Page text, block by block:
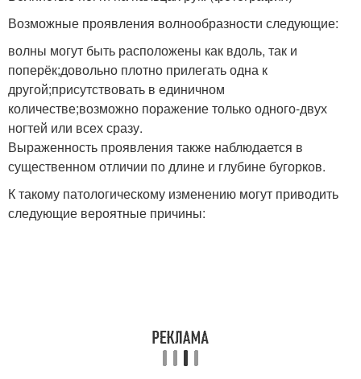
Возможные проявления волнообразности следующие:
волны могут быть расположены как вдоль, так и
поперёк;довольно плотно прилегать одна к
другой;присутствовать в единичном
количестве;возможно поражение только одного-двух
ногтей или всех сразу.
Выраженность проявления также наблюдается в
существенном отличии по длине и глубине бугорков.
К такому патологическому изменению могут приводить
следующие вероятные причины: